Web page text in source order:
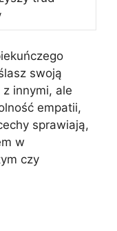
swoją
innymi, ale
empatii,
sprawiają,
w
czy